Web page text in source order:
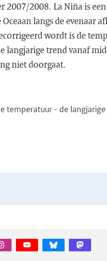
2007/2008. La Niña is
langs de evenaar
wordt is de
langjarige trend vanaf
niet doorgaat.
temperatuur - de